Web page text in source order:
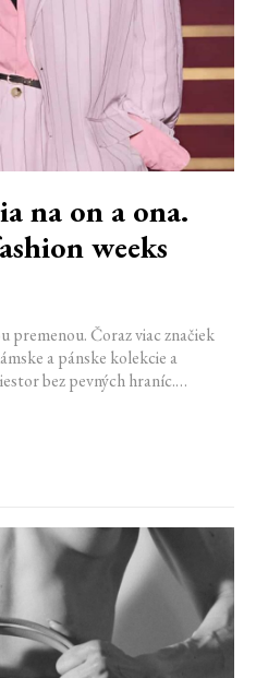
na on a ona.
weeks
premenou. Čoraz viac značiek
a pánske kolekcie a
bez pevných hraníc.
týždne módy môžu čoskoro